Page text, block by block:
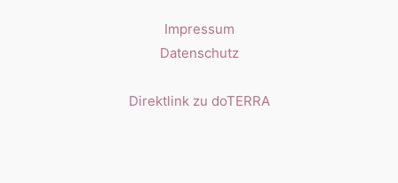
Impressum
Datenschutz
Direktlink zu doTERRA